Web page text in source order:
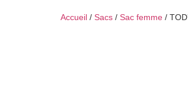
Accueil / Sacs / Sac femme /